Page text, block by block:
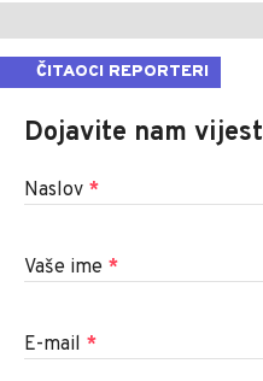
ČITAOCI REPORTERI
Dojavite nam vijest
Naslov *
Vaše ime *
E-mail *